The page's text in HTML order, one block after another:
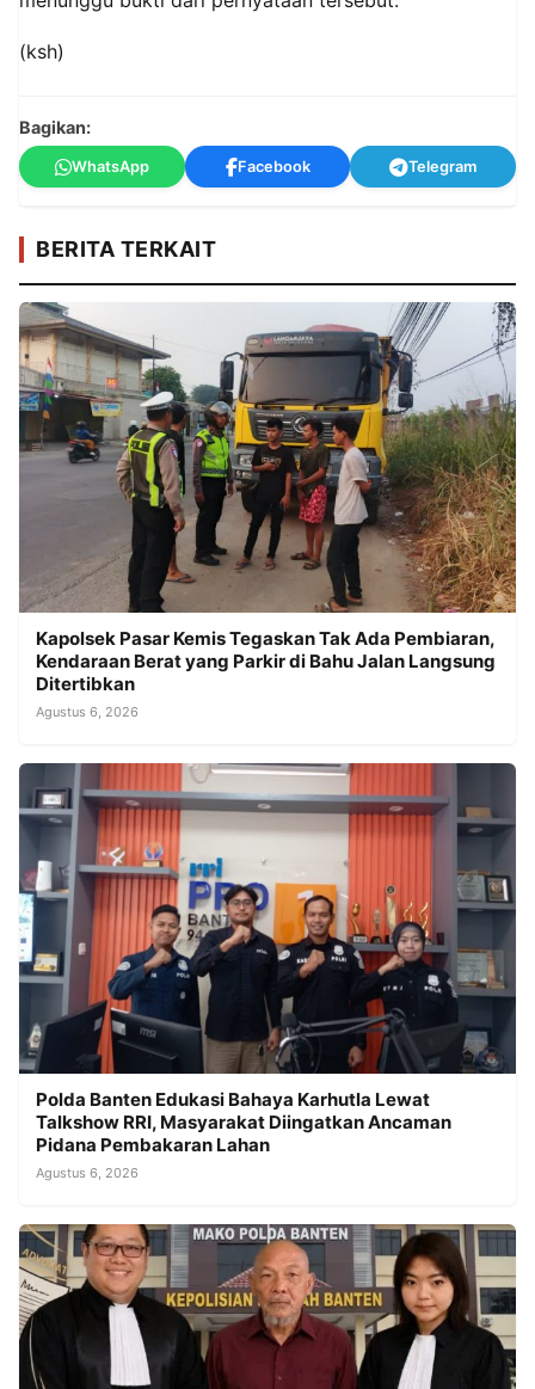
(ksh)
Bagikan:
WhatsApp Facebook Telegram
BERITA TERKAIT
Kapolsek Pasar Kemis Tegaskan Tak Ada Pembiaran,
Kendaraan Berat yang Parkir di Bahu Jalan Langsung
Ditertibkan
Agustus 6, 2026
Polda Banten Edukasi Bahaya Karhutla Lewat
Talkshow RRI, Masyarakat Diingatkan Ancaman
Pidana Pembakaran Lahan
Agustus 6, 2026